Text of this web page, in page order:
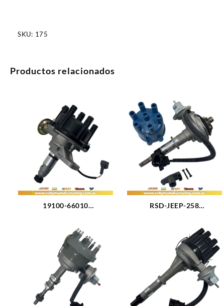
SKU: 175
Productos relacionados
19100-66010
LAND CRUISER BURBUJA –
MACHITO 1FZ-F M4.5L (92-
09) 6CIL CARBURADO
(1306)
RSD-JEEP-258
CJ7 – CJ8 – WAGONEER –
CHEROKEE M232 (3.8L)
M258 (4.2L) (72-90) 6CIL
(370)